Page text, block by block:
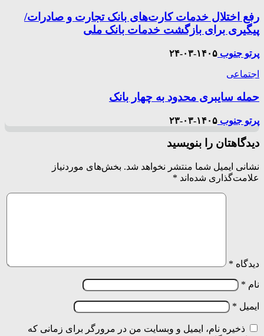
رفع اختلال خدمات کارت‌های بانک تجارت و صادرات/
پیگیری برای بازگشت خدمات بانک ملی
پرتو جنوب ۱۴۰۵-۰۳-۲۴
اجتماعی
حمله سایبری محدود به چهار بانک
پرتو جنوب ۱۴۰۵-۰۳-۲۳
دیدگاهتان را بنویسید
نشانی ایمیل شما منتشر نخواهد شد. بخش‌های موردنیاز
علامت‌گذاری شده‌اند *
دیدگاه *
نام *
ایمیل *
ذخیره نام، ایمیل و وبسایت من در مرورگر برای زمانی که